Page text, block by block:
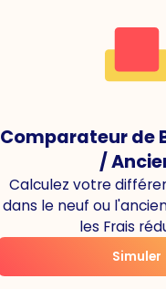
Comparateur de
/
Calculez votre
dans le neuf ou
les Frais
Simuler